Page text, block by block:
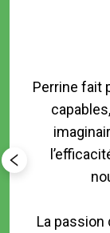
Perrine fait
La passion